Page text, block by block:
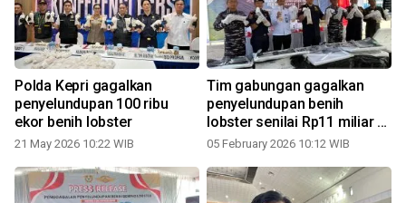
Polda Kepri gagalkan
penyelundupan 100 ribu
ekor benih lobster
21 May 2026 10:22 WIB
Tim gabungan gagalkan
penyelundupan benih
lobster senilai Rp11 miliar di
Batam
05 February 2026 10:12 WIB